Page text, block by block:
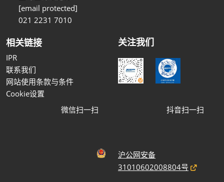
[email protected]
021 2231 7010
相关链接
IPR
联系我们
网站使用条款与条件
Cookie设置
关注我们
微信扫一扫 抖音扫一扫
沪公网安备
31010602008804号